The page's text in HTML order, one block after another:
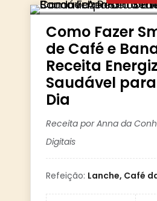
Como Fazer
de Café e
Receita
Saudável para
Dia
Receita por Anna da
Digitais
Refeição: Lanche, Café